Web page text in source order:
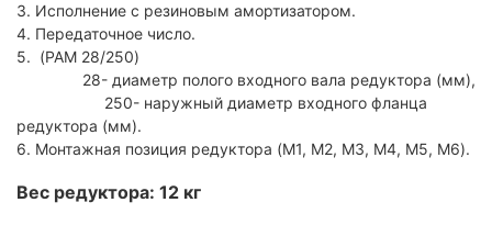
3. Исполнение с резиновым амортизатором.
4. Передаточное число.
5. (PAM 28/250)
28- диаметр полого входного вала редуктора (мм),
250- наружный диаметр входного фланца
редуктора (мм).
6. Монтажная позиция редуктора (M1, M2, M3, M4, M5, M6).
Вес редуктора: 12 кг